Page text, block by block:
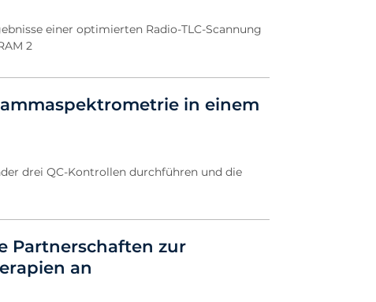
einer optimierten Radio-TLC-Scannung
2
in einem
drei QC-Kontrollen durchführen und die
Partnerschaften zur
an